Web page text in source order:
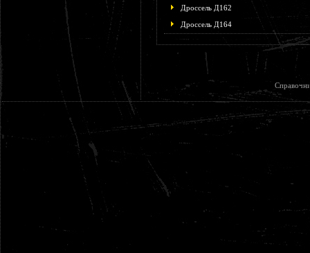
Дроссель Д162
Дроссель Д164